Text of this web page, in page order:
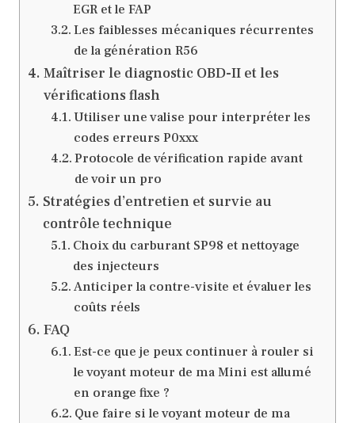
EGR et le FAP
Les faiblesses mécaniques récurrentes
de la génération R56
Maîtriser le diagnostic OBD-II et les
vérifications flash
Utiliser une valise pour interpréter les
codes erreurs P0xxx
Protocole de vérification rapide avant
de voir un pro
Stratégies d’entretien et survie au
contrôle technique
Choix du carburant SP98 et nettoyage
des injecteurs
Anticiper la contre-visite et évaluer les
coûts réels
FAQ
Est-ce que je peux continuer à rouler si
le voyant moteur de ma Mini est allumé
en orange fixe ?
Que faire si le voyant moteur de ma